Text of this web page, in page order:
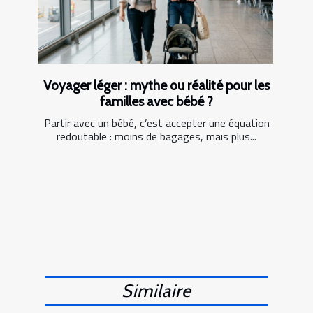
Voyager léger : mythe ou réalité pour les
familles avec bébé ?
Partir avec un bébé, c’est accepter une équation
redoutable : moins de bagages, mais plus...
Similaire